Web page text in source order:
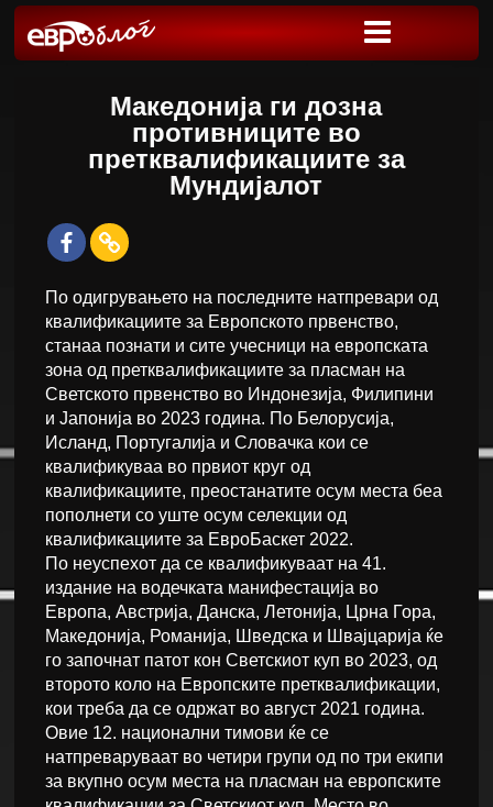
Македонија ги дозна
противниците во
претквалификациите за
Мундијалот
По одигрувањето на последните натпревари од
квалификациите за Европското првенство,
станаа познати и сите учесници на европската
зона од претквалификациите за пласман на
Светското првенство во Индонезија, Филипини
и Јапонија во 2023 година. По Белорусија,
Исланд, Португалија и Словачка кои се
квалификуваа во првиот круг од
квалификациите, преостанатите осум места беа
пополнети со уште осум селекции од
квалификациите за ЕвроБаскет 2022.
По неуспехот да се квалификуваат на 41.
издание на водечката манифестација во
Европа, Австрија, Данска, Летонија, Црна Гора,
Македонија, Романија, Шведска и Швајцарија ќе
го започнат патот кон Светскиот куп во 2023, од
второто коло на Европските претквалификации,
кои треба да се одржат во август 2021 година.
Овие 12. национални тимови ќе се
натпреваруваат во четири групи од по три екипи
за вкупно осум места на пласман на европските